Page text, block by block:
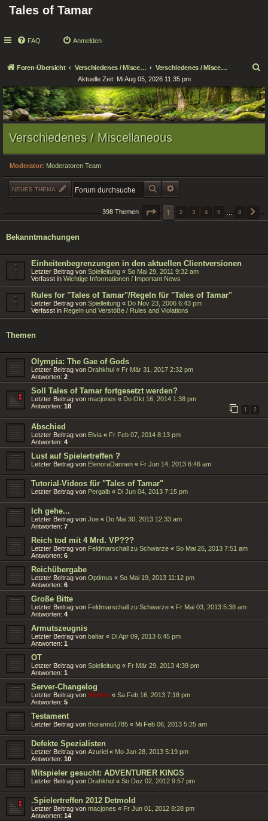
Tales of Tamar
FAQ Anmelden
Foren-Übersicht Verschiedenes / Miscellaneous Verschiedenes / Miscellaneous
c
h
e
Aktuelle Zeit: Mi Aug 05, 2026 11:35 pm
Verschiedenes / Miscellaneous
Moderator: Moderatoren Team
NEUES THEMA SUCHE
398 Themen SEITE 1VON
1 2 3 4 5 … 8
Bekanntmachungen
Einheitenbegrenzungen in den aktuellen Clientversionen
Letzter Beitrag von Spielleitung « So Mai 29, 2011 9:32 am
Verfasst in Wichtige Informationen / Important News
Rules for "Tales of Tamar"/Regeln für "Tales of Tamar"
Letzter Beitrag von Spielleitung « Do Nov 23, 2006 6:43 pm
Verfasst in Regeln und Verstöße / Rules and Violations
Themen
Olympia: The Gae of Gods
Letzter Beitrag von Drahkhul « Fr Mär 31, 2017 2:32 pm
Antworten: 2
Soll Tales of Tamar fortgesetzt werden?
Letzter Beitrag von macjones « Do Okt 16, 2014 1:38 pm
Antworten: 18
1 2
Abschied
Letzter Beitrag von Elvia « Fr Feb 07, 2014 8:13 pm
Antworten: 4
Lust auf Spielertreffen ?
Letzter Beitrag von ElenoraDannen « Fr Jun 14, 2013 6:46 am
Tutorial-Videos für "Tales of Tamar"
Letzter Beitrag von Pergalb « Di Jun 04, 2013 7:15 pm
Ich gehe...
Letzter Beitrag von Joe « Do Mai 30, 2013 12:33 am
Antworten: 7
Reich tod mit 4 Mrd. VP???
Letzter Beitrag von Feldmarschall zu Schwarze « So Mai 26, 2013 7:51 am
Antworten: 6
Reichübergabe
Letzter Beitrag von Optimus « So Mai 19, 2013 11:12 pm
Antworten: 6
Große Bitte
Letzter Beitrag von Feldmarschall zu Schwarze « Fr Mai 03, 2013 5:38 am
Antworten: 4
Armutszeugnis
Letzter Beitrag von baltar « Di Apr 09, 2013 6:45 pm
Antworten: 1
OT
Letzter Beitrag von Spielleitung « Fr Mär 29, 2013 4:39 pm
Antworten: 1
Server-Changelog
Letzter Beitrag von Wolfen « Sa Feb 16, 2013 7:18 pm
Antworten: 5
Testament
Letzter Beitrag von thoranno1785 « Mi Feb 06, 2013 5:25 am
Defekte Spezialisten
Letzter Beitrag von Azuriel « Mo Jan 28, 2013 5:19 pm
Antworten: 10
Mitspieler gesucht: ADVENTURER KINGS
Letzter Beitrag von Drahkhul « So Dez 02, 2012 9:57 pm
.Spielertreffen 2012 Detmold
Letzter Beitrag von macjones « Fr Jun 01, 2012 8:28 pm
Antworten: 14